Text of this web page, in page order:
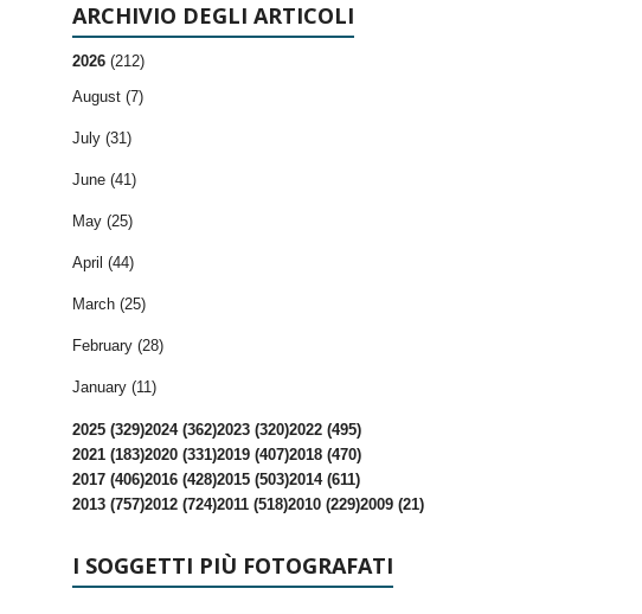
ARCHIVIO DEGLI ARTICOLI
2026 (212)
August (7)
July (31)
June (41)
May (25)
April (44)
March (25)
February (28)
January (11)
2025 (329)2024 (362)2023 (320)2022 (495)
2021 (183)2020 (331)2019 (407)2018 (470)
2017 (406)2016 (428)2015 (503)2014 (611)
2013 (757)2012 (724)2011 (518)2010 (229)2009 (21)
I SOGGETTI PIÙ FOTOGRAFATI